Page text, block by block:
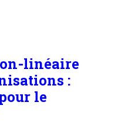
linéaire
:
le